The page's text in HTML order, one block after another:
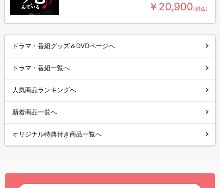
￥20,900（税込）
ドラマ・番組グッズ＆DVDページへ
ドラマ・番組一覧へ
人気商品ランキングへ
新着商品一覧へ
オリジナル特典付き商品一覧へ